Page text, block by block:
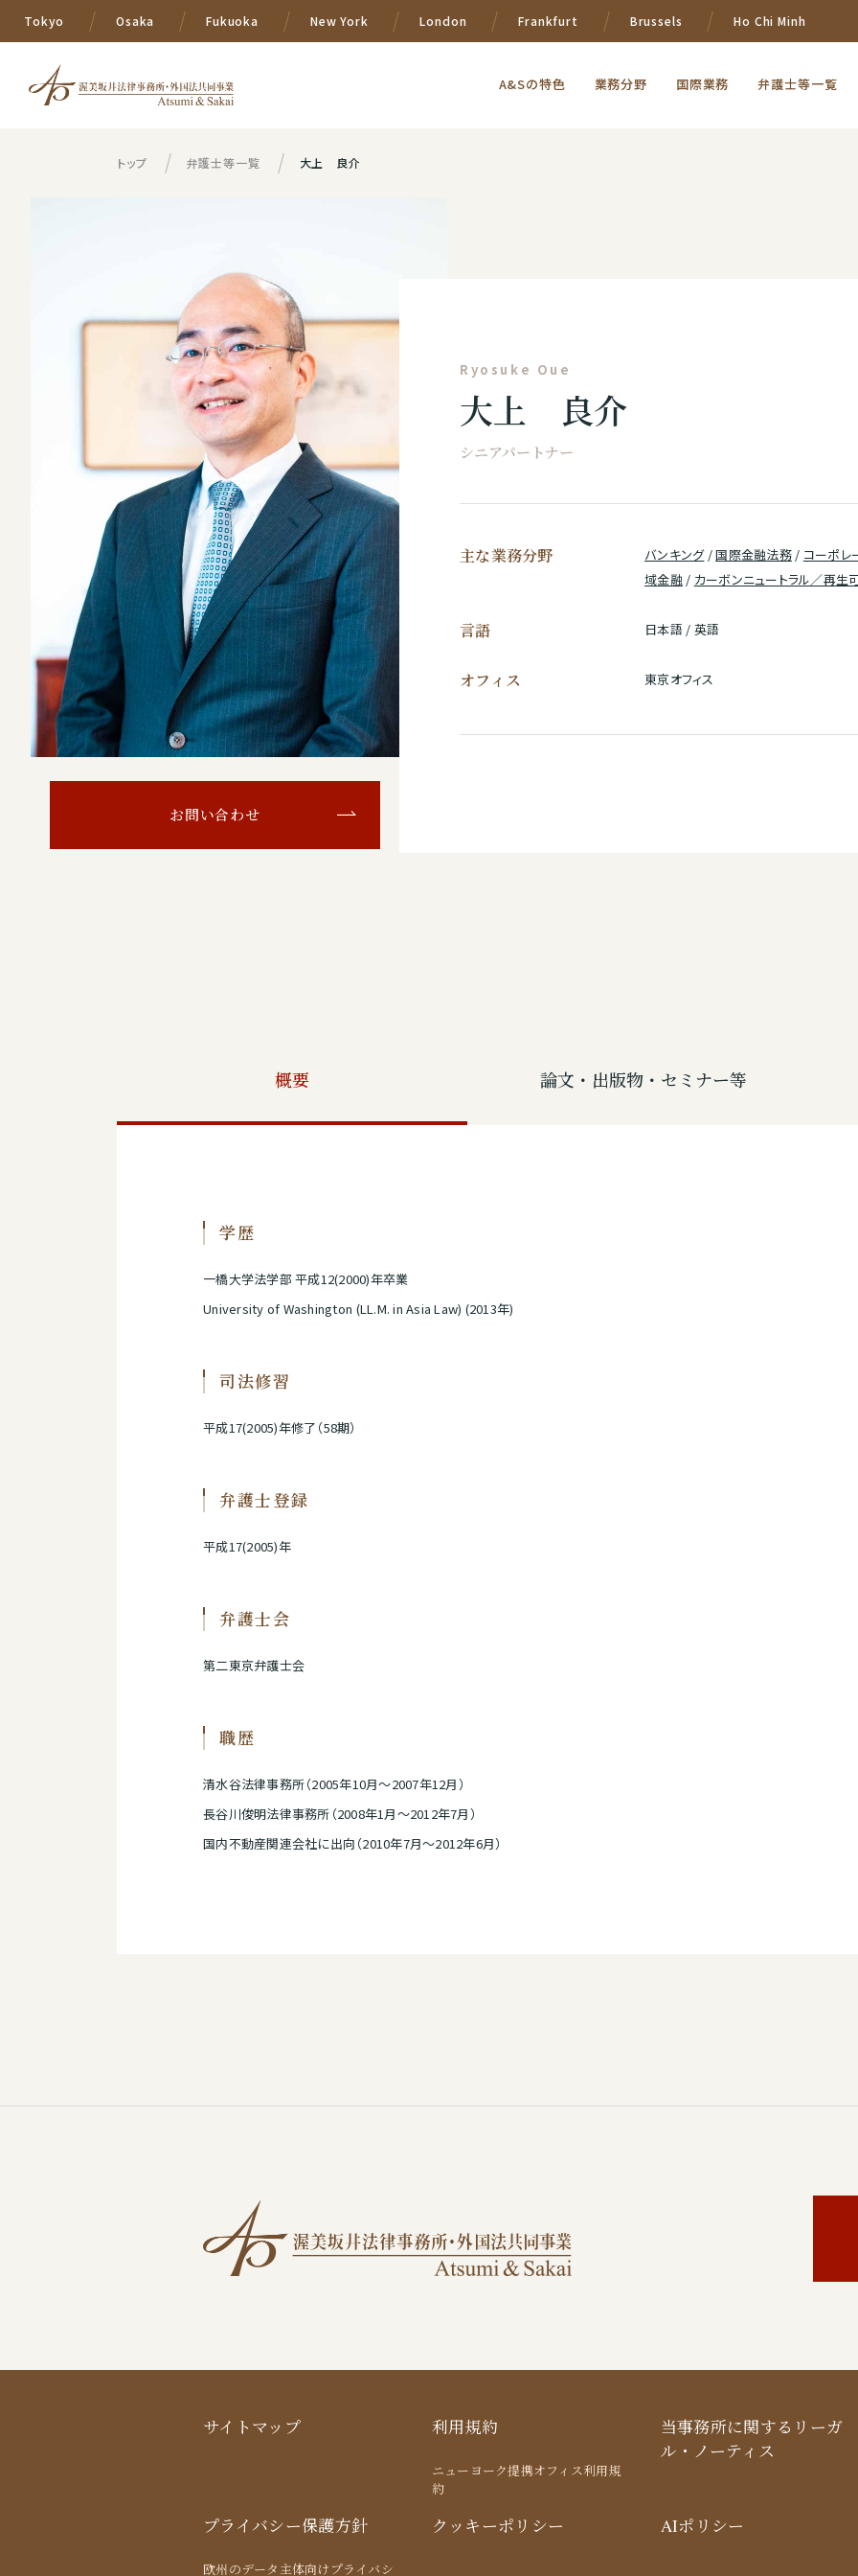
Tokyo Osaka Fukuoka New York London Frankfurt Brussels Ho Chi Minh
A&Sの特色 業務分野 国際業務 弁護士等一覧
トップ 弁護士等一覧 大上 良介
お問い合わせ
Ryosuke Oue
大上 良介
シニアパートナー
主な業務分野 バンキング/国際金融法務/ コーポレ
域金融/ カーボンニュートラル／再生
言語 日本語 / 英語
オフィス 東京オフィス
概要 論文・出版物・セミナー等
学歴
一橋大学法学部 平成12(2000)年卒業
University of Washington (LL.M. in Asia Law) (2013年)
司法修習
平成17(2005)年修了（58期）
弁護士登録
平成17(2005)年
弁護士会
第二東京弁護士会
職歴
清水谷法律事務所（2005年10月～2007年12月）
長谷川俊明法律事務所（2008年1月～2012年7月）
国内不動産関連会社に出向（2010年7月～2012年6月）
サイトマップ 利用規約
ニューヨーク提携オフィス利用規
約
当事務所に関するリーガ
ル・ノーティス
プライバシー保護方針
欧州のデータ主体向けプライバシ
クッキーポリシー AIポリシー